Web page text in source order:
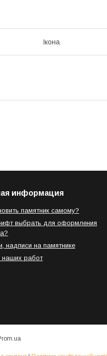
Ікона
информация
памятник самому?
выбрать для оформления
надписи на памятнике
работ